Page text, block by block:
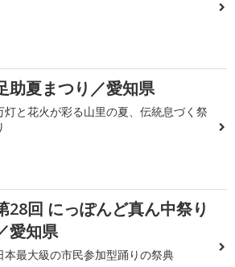
助夏まつり／愛知県
灯と花火が彩る山里の夏、伝統息づく祭
28回 にっぽんど真ん中祭り
愛知県
本最大級の市民参加型踊りの祭典